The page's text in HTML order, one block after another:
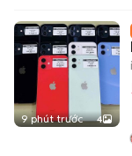
9 phút trước 4